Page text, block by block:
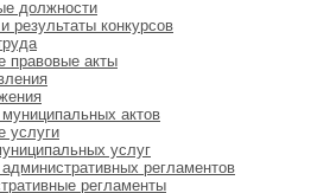
должности
результаты конкурсов
правовые акты
актов
услуги
услуг
регламентов
регламенты